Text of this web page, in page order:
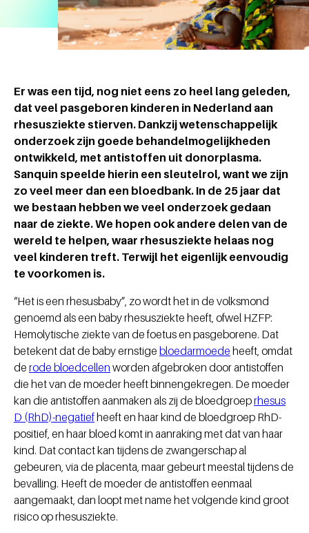
Er was een tijd, nog niet eens zo heel lang geleden,
dat veel pasgeboren kinderen in Nederland aan
rhesusziekte stierven. Dankzij wetenschappelijk
onderzoek zijn goede behandelmogelijkheden
ontwikkeld, met antistoffen uit donorplasma.
Sanquin speelde hierin een sleutelrol, want we zijn
zo veel meer dan een bloedbank. In de 25 jaar dat
we bestaan hebben we veel onderzoek gedaan
naar de ziekte. We hopen ook andere delen van de
wereld te helpen, waar rhesusziekte helaas nog
veel kinderen treft. Terwijl het eigenlijk eenvoudig
te voorkomen is.
“Het is een rhesusbaby”, zo wordt het in de volksmond
genoemd als een baby rhesusziekte heeft, ofwel HZFP:
Hemolytische ziekte van de foetus en pasgeborene. Dat
betekent dat de baby ernstige bloedarmoede heeft, omdat
de rode bloedcellen worden afgebroken door antistoffen
die het van de moeder heeft binnengekregen. De moeder
kan die antistoffen aanmaken als zij de bloedgroeprhesus
D (RhD)-negatief heeft en haar kind de bloedgroep RhD-
positief, en haar bloed komt in aanraking met dat van haar
kind. Dat contact kan tijdens de zwangerschap al
gebeuren, via de placenta, maar gebeurt meestal tijdens de
bevalling. Heeft de moeder de antistoffen eenmaal
aangemaakt, dan loopt met name het volgende kind groot
risico op rhesusziekte.